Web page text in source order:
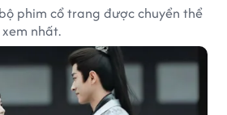
phim cổ trang được chuyển thể
nhất.